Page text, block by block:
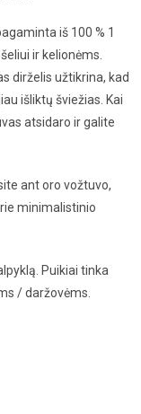
iš 100 % 1
ir kelionėms.
dirželis užtikrina, kad
išliktų šviežias. Kai
atsidaro ir galite
ant oro vožtuvo,
minimalistinio
Puikiai tinka
/ daržovėms.